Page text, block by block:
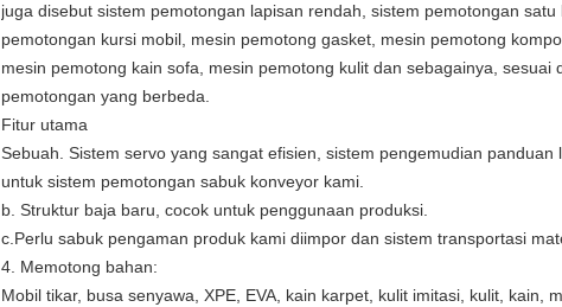
juga disebut sistem pemotongan lapisan rendah, sistem pemotongan
pemotongan kursi mobil, mesin pemotong gasket, mesin pemotong
mesin pemotong kain sofa, mesin pemotong kulit dan sebagainya, sesuai
pemotongan yang berbeda.
Fitur utama
Sebuah. Sistem servo yang sangat efisien, sistem pengemudian
untuk sistem pemotongan sabuk konveyor kami.
b. Struktur baja baru, cocok untuk penggunaan produksi.
c.Perlu sabuk pengaman produk kami diimpor dan sistem transportasi
4. Memotong bahan:
Mobil tikar, busa senyawa, XPE, EVA, kain karpet, kulit imitasi, kulit, kain,